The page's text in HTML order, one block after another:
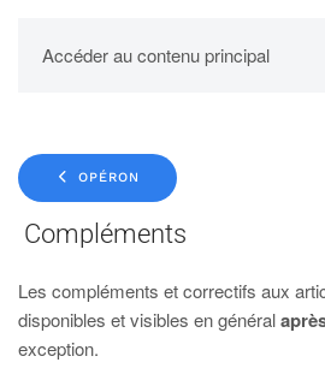
Accéder au contenu principal
UPBM
OPÉRON
Compléments
Les compléments et correctifs aux
disponibles et visibles en général
exception.